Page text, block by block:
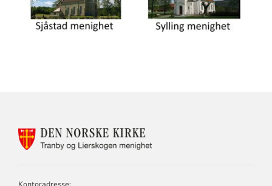
FOR
Kontoradresse: